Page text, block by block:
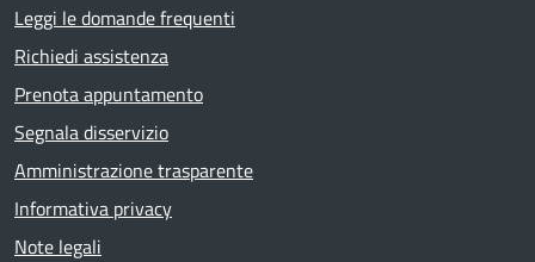
Leggi le domande frequenti
Richiedi assistenza
Prenota appuntamento
Segnala disservizio
Amministrazione trasparente
Informativa privacy
Note legali